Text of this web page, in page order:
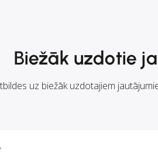
Biežāk uzdotie
uz biežāk uzdotajiem